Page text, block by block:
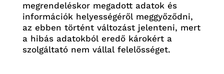
megrendeléskor megadott adatok és
információk helyességéről meggyőződni,
az ebben történt változást jelenteni, mert
a hibás adatokból eredő károkért a
szolgáltató nem vállal felelősséget.